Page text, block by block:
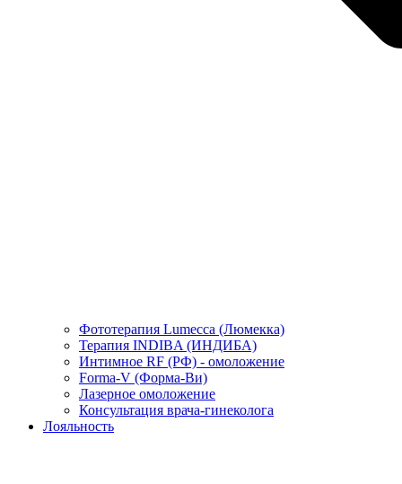
Фототерапия Lumecca (Люмекка)
Терапия INDIBA (ИНДИБА)
Интимное RF (РФ) - омоложение
Forma-V (Форма-Ви)
Лазерное омоложение
Консультация врача-гинеколога
Лояльность